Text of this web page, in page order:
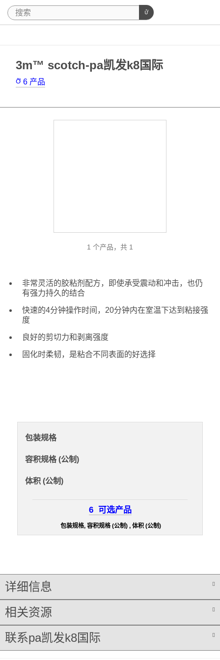
3m™ scotch-pa凯发k8国际
6 产品
1 个产品，共 1
非常灵活的胶粘剂配方，即使承受震动和冲击，也仍
有强力持久的结合
快速的4分钟操作时间，20分钟内在室温下达到粘接强
度
良好的剪切力和剥离强度
固化时柔韧，是粘合不同表面的好选择
包装规格
容积规格 (公制)
体积 (公制)
6 可选产品
包装规格, 容积规格 (公制) , 体积 (公制)
详细信息
相关资源
联系pa凯发k8国际